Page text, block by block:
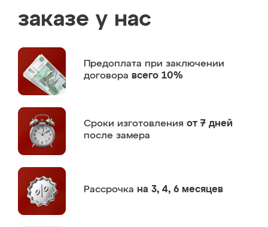
заказе у нас
Предоплата при заключении
договора всего 10%
Сроки изготовления от 7 дней
после замера
Рассрочка на 3, 4, 6 месяцев